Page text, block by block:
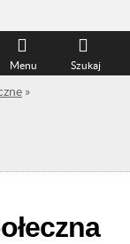
Szukaj
Menu
»